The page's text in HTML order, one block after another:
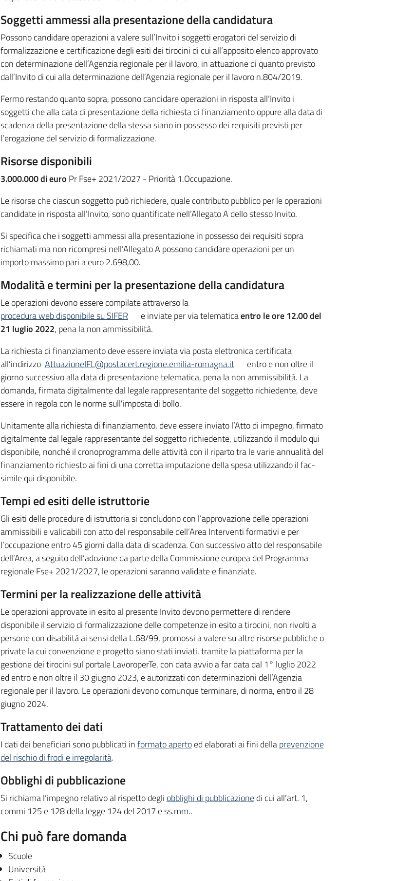
Soggetti ammessi alla presentazione della candidatura
Possono candidare operazioni a valere sull’Invito i soggetti erogatori del servizio di
formalizzazione e certificazione degli esiti dei tirocini di cui all’apposito elenco approvato
con determinazione dell’Agenzia regionale per il lavoro, in attuazione di quanto previsto
dall’Invito di cui alla determinazione dell’Agenzia regionale per il lavoro n.804/2019.
Fermo restando quanto sopra, possono candidare operazioni in risposta all’Invito i
soggetti che alla data di presentazione della richiesta di finanziamento oppure alla data di
scadenza della presentazione della stessa siano in possesso dei requisiti previsti per
l’erogazione del servizio di formalizzazione.
Risorse disponibili
3.000.000 di euro Pr Fse+ 2021/2027 - Priorità 1.Occupazione.
Le risorse che ciascun soggetto può richiedere, quale contributo pubblico per le operazioni
candidate in risposta all’Invito, sono quantificate nell’Allegato A dello stesso Invito.
Si specifica che i soggetti ammessi alla presentazione in possesso dei requisiti sopra
richiamati ma non ricompresi nell’Allegato A possono candidare operazioni per un
importo massimo pari a euro 2.698,00.
Modalità e termini per la presentazione della candidatura
Le operazioni devono essere compilate attraverso la
procedura web disponibile su SIFER
e inviate per via telematicaentro le ore 12.00 del
21 luglio 2022, pena la non ammissibilità.
La richiesta di finanziamento deve essere inviata via posta elettronica certificata
all’indirizzo AttuazioneIFL@postacert.regione.emilia-romagna.it
entro e non oltre il
giorno successivo alla data di presentazione telematica, pena la non ammissibilità. La
domanda, firmata digitalmente dal legale rappresentante del soggetto richiedente, deve
essere in regola con le norme sull'imposta di bollo.
Unitamente alla richiesta di finanziamento, deve essere inviato l’Atto di impegno, firmato
digitalmente dal legale rappresentante del soggetto richiedente, utilizzando il modulo qui
disponibile, nonché il cronoprogramma delle attività con il riparto tra le varie annualità del
finanziamento richiesto ai fini di una corretta imputazione della spesa utilizzando il fac-
simile qui disponibile.
Tempi ed esiti delle istruttorie
Gli esiti delle procedure di istruttoria si concludono con l’approvazione delle operazioni
ammissibili e validabili con atto del responsabile dell’Area Interventi formativi e per
l’occupazione entro 45 giorni dalla data di scadenza. Con successivo atto del responsabile
dell’Area, a seguito dell’adozione da parte della Commissione europea del Programma
regionale Fse+ 2021/2027, le operazioni saranno validate e finanziate.
Termini per la realizzazione delle attività
Le operazioni approvate in esito al presente Invito devono permettere di rendere
disponibile il servizio di formalizzazione delle competenze in esito a tirocini, non rivolti a
persone con disabilità ai sensi della L.68/99, promossi a valere su altre risorse pubbliche o
private la cui convenzione e progetto siano stati inviati, tramite la piattaforma per la
gestione dei tirocini sul portale LavoroperTe, con data avvio a far data dal 1° luglio 2022
ed entro e non oltre il 30 giugno 2023, e autorizzati con determinazioni dell’Agenzia
regionale per il lavoro. Le operazioni devono comunque terminare, di norma, entro il 28
giugno 2024.
Trattamento dei dati
I dati dei beneficiari sono pubblicati informato apertoed elaborati ai fini dellaprevenzione
del rischio di frodi e irregolarità.
Obblighi di pubblicazione
Si richiama l’impegno relativo al rispetto degli obblighi di pubblicazionedi cui all’art. 1,
commi 125 e 128 della legge 124 del 2017 e ss.mm..
Chi può fare domanda
Scuole
Università